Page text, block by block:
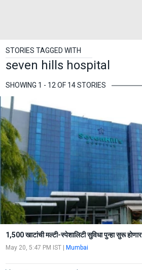
STORIES TAGGED WITH
seven hills hospital
SHOWING 1 - 12 OF 14 STORIES
1,500 खाटांची मल्टी-स्पेशालिटी सुविधा पुन्हा सुरू होणार
May 20, 5:47 PM IST Mumbai